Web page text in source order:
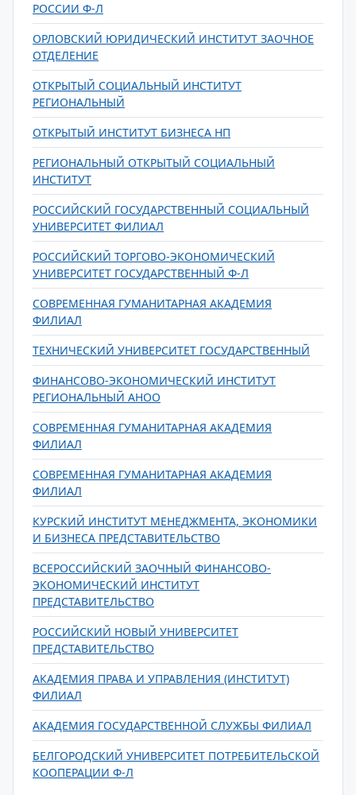
РОССИИ Ф-Л
ОРЛОВСКИЙ ЮРИДИЧЕСКИЙ ИНСТИТУТ ЗАОЧНОЕ
ОТДЕЛЕНИЕ
ОТКРЫТЫЙ СОЦИАЛЬНЫЙ ИНСТИТУТ
РЕГИОНАЛЬНЫЙ
ОТКРЫТЫЙ ИНСТИТУТ БИЗНЕСА НП
РЕГИОНАЛЬНЫЙ ОТКРЫТЫЙ СОЦИАЛЬНЫЙ
ИНСТИТУТ
РОССИЙСКИЙ ГОСУДАРСТВЕННЫЙ СОЦИАЛЬНЫЙ
УНИВЕРСИТЕТ ФИЛИАЛ
РОССИЙСКИЙ ТОРГОВО-ЭКОНОМИЧЕСКИЙ
УНИВЕРСИТЕТ ГОСУДАРСТВЕННЫЙ Ф-Л
СОВРЕМЕННАЯ ГУМАНИТАРНАЯ АКАДЕМИЯ
ФИЛИАЛ
ТЕХНИЧЕСКИЙ УНИВЕРСИТЕТ ГОСУДАРСТВЕННЫЙ
ФИНАНСОВО-ЭКОНОМИЧЕСКИЙ ИНСТИТУТ
РЕГИОНАЛЬНЫЙ АНОО
СОВРЕМЕННАЯ ГУМАНИТАРНАЯ АКАДЕМИЯ
ФИЛИАЛ
СОВРЕМЕННАЯ ГУМАНИТАРНАЯ АКАДЕМИЯ
ФИЛИАЛ
КУРСКИЙ ИНСТИТУТ МЕНЕДЖМЕНТА, ЭКОНОМИКИ
И БИЗНЕСА ПРЕДСТАВИТЕЛЬСТВО
ВСЕРОССИЙСКИЙ ЗАОЧНЫЙ ФИНАНСОВО-
ЭКОНОМИЧЕСКИЙ ИНСТИТУТ
ПРЕДСТАВИТЕЛЬСТВО
РОССИЙСКИЙ НОВЫЙ УНИВЕРСИТЕТ
ПРЕДСТАВИТЕЛЬСТВО
АКАДЕМИЯ ПРАВА И УПРАВЛЕНИЯ (ИНСТИТУТ)
ФИЛИАЛ
АКАДЕМИЯ ГОСУДАРСТВЕННОЙ СЛУЖБЫ ФИЛИАЛ
БЕЛГОРОДСКИЙ УНИВЕРСИТЕТ ПОТРЕБИТЕЛЬСКОЙ
КООПЕРАЦИИ Ф-Л